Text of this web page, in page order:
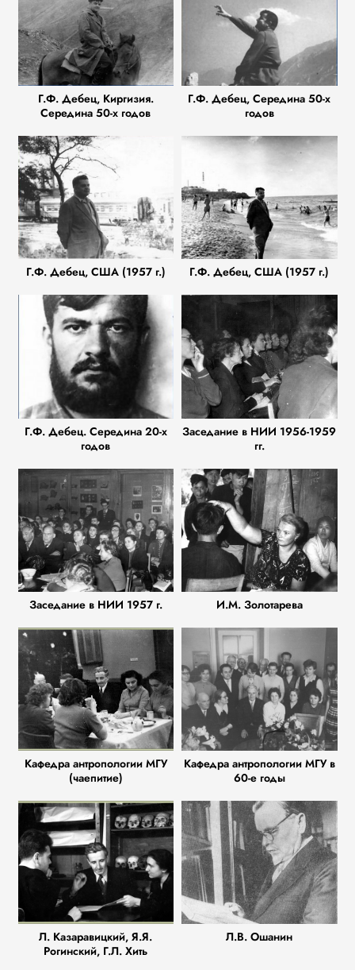
Г.Ф. Дебец, Киргизия.
Середина 50-х годов
Г.Ф. Дебец, Середина 50-х
годов
Г.Ф. Дебец, США (1957 г.) Г.Ф. Дебец, США (1957 г.)
Г.Ф. Дебец. Середина 20-х
годов
Заседание в НИИ 1956-1959
гг.
Заседание в НИИ 1957 г. И.М. Золотарева
Кафедра антропологии МГУ
(чаепитие)
Кафедра антропологии МГУ в
60-е годы
Л. Казаравицкий, Я.Я.
Рогинский, Г.Л. Хить
Л.В. Ошанин